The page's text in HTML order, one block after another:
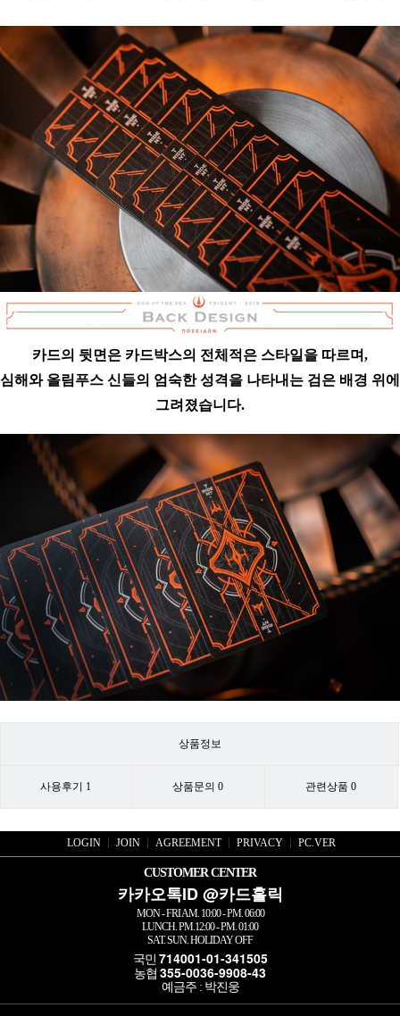
카드의 뒷면은 카드박스의 전체적은 스타일을 따르며,
심해와 올림푸스 신들의 엄숙한 성격을 나타내는 검은 배경 위에
그려졌습니다.
상품정보
사용후기 1 상품문의0 관련상품0
LOGIN JOIN AGREEMENT PRIVACY PC.VER
CUSTOMER CENTER
카카오톡ID @카드홀릭
MON - FRI AM. 10:00 - PM. 06:00
LUNCH. PM.12:00 - PM. 01:00
SAT. SUN. HOLIDAY OFF
국민 714001-01-341505
농협 355-0036-9908-43
예금주 : 박진웅